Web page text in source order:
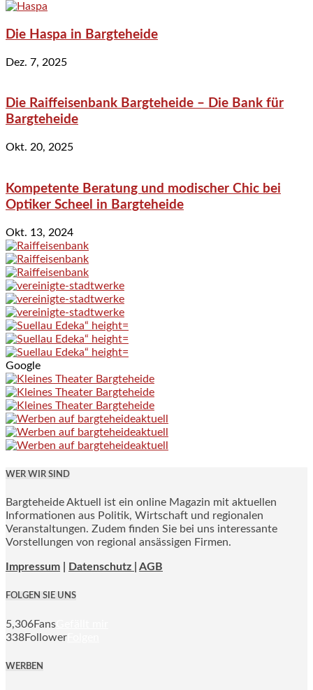
Die Haspa in Bargteheide
Dez. 7, 2025
Die Raiffeisenbank Bargteheide – Die Bank für
Bargteheide
Okt. 20, 2025
Kompetente Beratung und modischer Chic bei
Optiker Scheel in Bargteheide
Okt. 13, 2024
Google
WER WIR SIND
Bargteheide Aktuell ist ein online Magazin mit aktuellen
Informationen aus Politik, Wirtschaft und regionalen
Veranstaltungen. Zudem finden Sie bei uns interessante
Vorstellungen von regional ansässigen Firmen.
Impressum Datenschutz | AGB
FOLGEN SIE UNS
5,306Fans
338Follower
WERBEN